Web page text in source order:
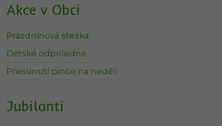
Akce v Obci
Prázdninová stezka
Dětské odpoledne
Přesunutí pince na neděli
Jubilanti